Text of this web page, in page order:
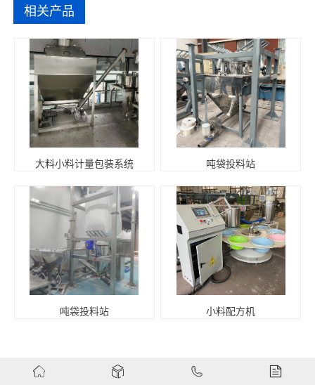
相关产品
大料小料计量包装系统 吨袋投料站
吨袋投料站 小料配方机